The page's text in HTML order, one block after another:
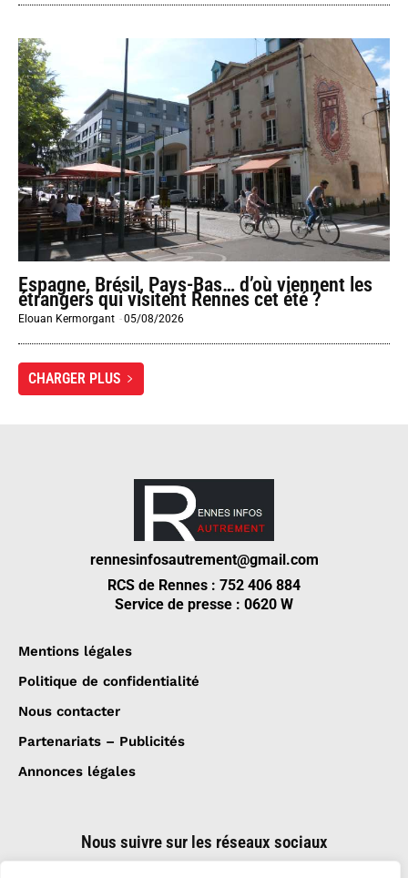
Espagne, Brésil, Pays-Bas… d’où viennent les
étrangers qui visitent Rennes cet été ?
Elouan Kermorgant -05/08/2026
CHARGER PLUS
rennesinfosautrement@gmail.com
RCS de Rennes : 752 406 884
Service de presse : 0620 W
Mentions légales
Politique de confidentialité
Nous contacter
Partenariats – Publicités
Annonces légales
Nous suivre sur les réseaux sociaux